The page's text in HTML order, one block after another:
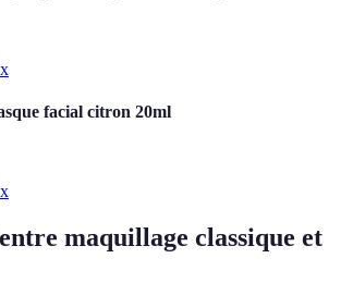
facial citron 20ml
maquillage classique et